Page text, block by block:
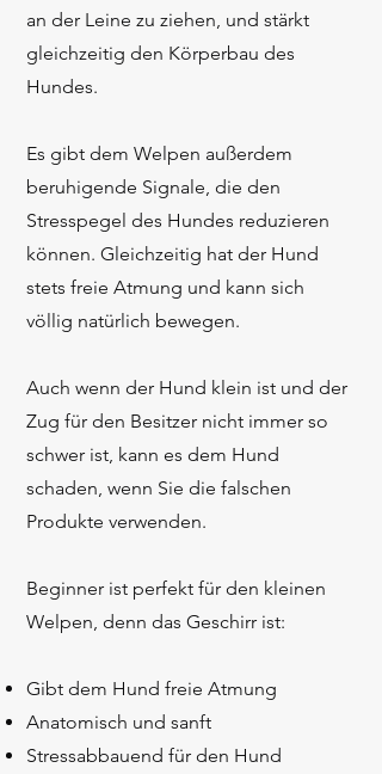
an der Leine zu ziehen, und stärkt
gleichzeitig den Körperbau des
Hundes.
Es gibt dem Welpen außerdem
beruhigende Signale, die den
Stresspegel des Hundes reduzieren
können. Gleichzeitig hat der Hund
stets freie Atmung und kann sich
völlig natürlich bewegen.
Auch wenn der Hund klein ist und der
Zug für den Besitzer nicht immer so
schwer ist, kann es dem Hund
schaden, wenn Sie die falschen
Produkte verwenden.
Beginner ist perfekt für den kleinen
Welpen, denn das Geschirr ist:
Gibt dem Hund freie Atmung
Anatomisch und sanft
Stressabbauend für den Hund